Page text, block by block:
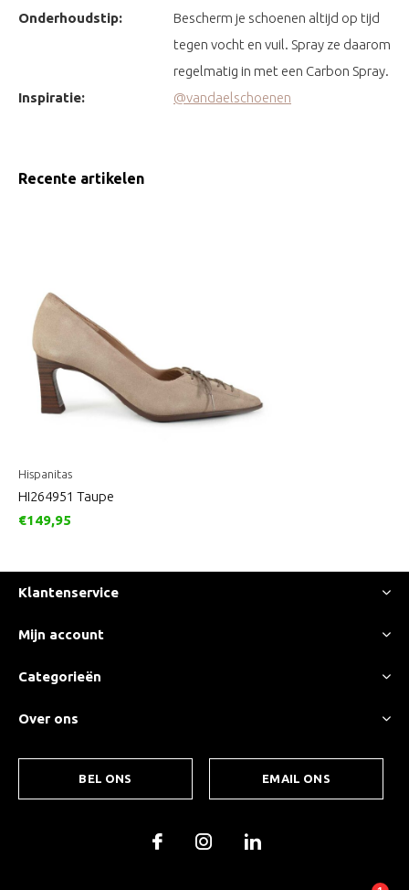
Onderhoudstip:
Bescherm je schoenen altijd op tijd
tegen vocht en vuil. Spray ze daarom
regelmatig in met een Carbon Spray.
Inspiratie:
@vandaelschoenen
Recente artikelen
Hispanitas
HI264951 Taupe
€149,95
Klantenservice
Mijn account
Categorieën
Over ons
BEL ONS EMAIL ONS